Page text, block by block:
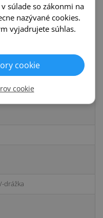
doska HDF+
Silenzio
drážka
súlade so zákonmi na
nazývané cookies.
vyjadrujete súhlas.
cookie
cookie